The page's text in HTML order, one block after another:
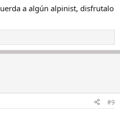
a algún alpinist, disfrutalo
#9